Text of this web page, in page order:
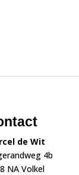
de Wit
4b
NA Volkel